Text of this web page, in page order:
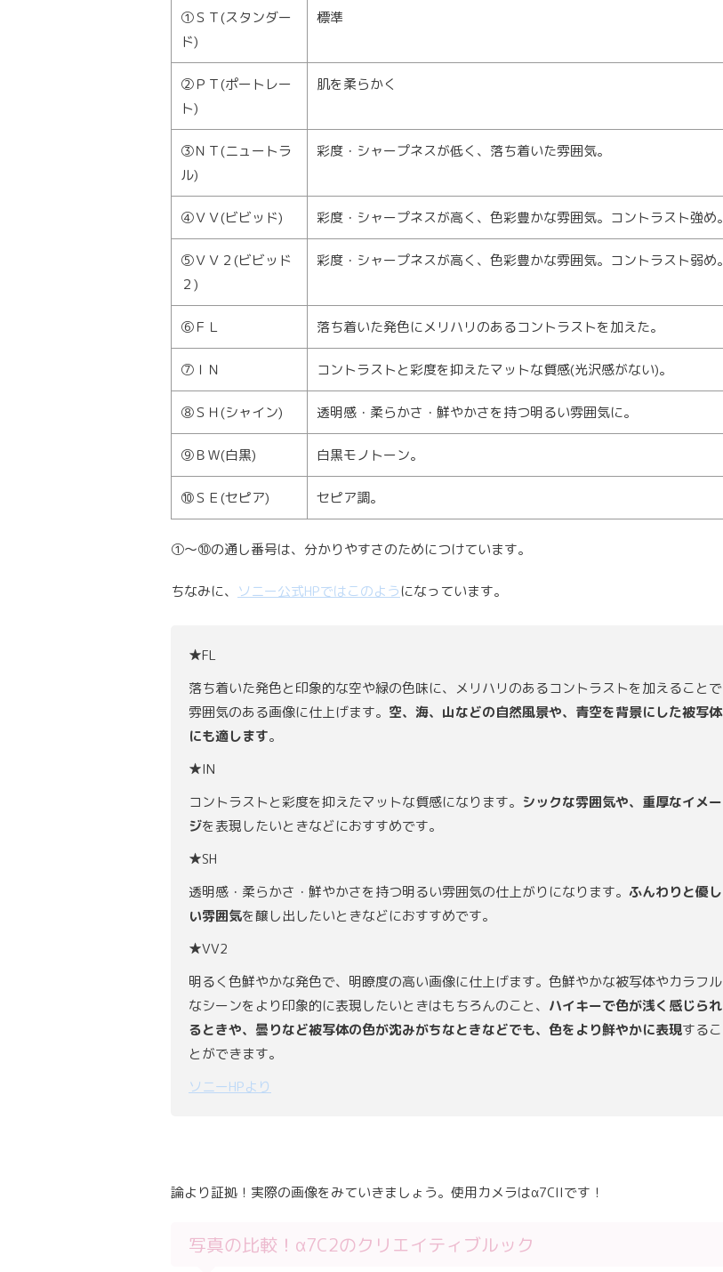
①ＳＴ(スタンダー
ド)
標準
②ＰＴ(ポートレー
ト)
肌を柔らかく
③ＮＴ(ニュートラ
ル)
彩度・シャープネスが低く、落ち着いた雰囲気。
④ＶＶ(ビビッド) 彩度・シャープネスが高く、色彩豊かな雰囲気。コントラスト強め。
⑤ＶＶ２(ビビッド
２)
彩度・シャープネスが高く、色彩豊かな雰囲気。コントラスト弱め。
⑥ＦＬ 落ち着いた発色にメリハリのあるコントラストを加えた。
⑦ＩＮ コントラストと彩度を抑えたマットな質感(光沢感がない)。
⑧ＳＨ(シャイン) 透明感・柔らかさ・鮮やかさを持つ明るい雰囲気に。
⑨ＢＷ(白黒) 白黒モノトーン。
⑩ＳＥ(セピア) セピア調。
①～⑩の通し番号は、分かりやすさのためにつけています。
ちなみに、 ソニー公式HPではこのようになっています。
★FL
落ち着いた発色と印象的な空や緑の色味に、メリハリのあるコントラストを加えることで
雰囲気のある画像に仕上げます。 空、海、山などの自然風景や、青空を背景にした被写体
にも適します。
★IN
コントラストと彩度を抑えたマットな質感になります。 シックな雰囲気や、重厚なイメー
ジを表現したいときなどにおすすめです。
★SH
透明感・柔らかさ・鮮やかさを持つ明るい雰囲気の仕上がりになります。 ふんわりと優し
い雰囲気を醸し出したいときなどにおすすめです。
★VV2
明るく色鮮やかな発色で、明瞭度の高い画像に仕上げます。色鮮やかな被写体やカラフル
なシーンをより印象的に表現したいときはもちろんのこと、 ハイキーで色が浅く感じられ
るときや、曇りなど被写体の色が沈みがちなときなどでも、色をより鮮やかに表現するこ
とができます。
ソニーHPより
論より証拠！実際の画像をみていきましょう。使用カメラはα7CIIです！
写真の比較！α7C2のクリエイティブルック